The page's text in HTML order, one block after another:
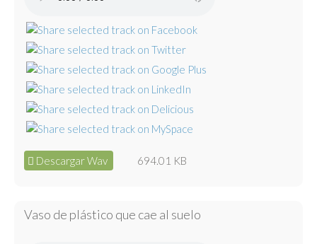
Descargar Wav 694.01 KB
Vaso de plástico que cae al suelo